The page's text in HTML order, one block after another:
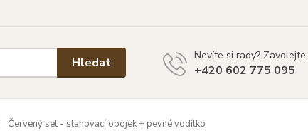
Hledat Nevíte si rady? Zavolejte.
+420 602 775 095
Červený set - stahovací obojek + pevné vodítko